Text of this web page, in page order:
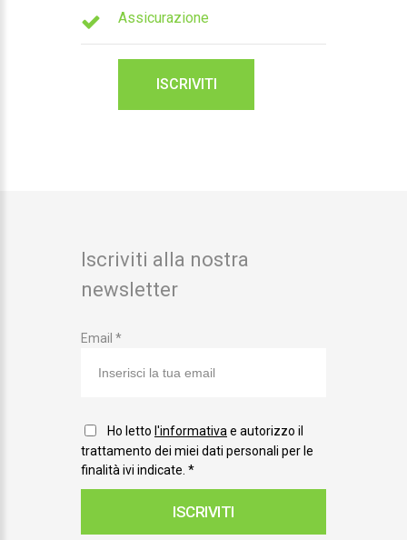
Assicurazione
ISCRIVITI
Iscriviti alla nostra
newsletter
Email *
Ho letto l'informativa e autorizzo il
trattamento dei miei dati personali per le
finalità ivi indicate. *
ISCRIVITI